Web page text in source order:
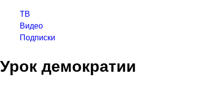
ТВ
Видео
Подписки
Урок демократии